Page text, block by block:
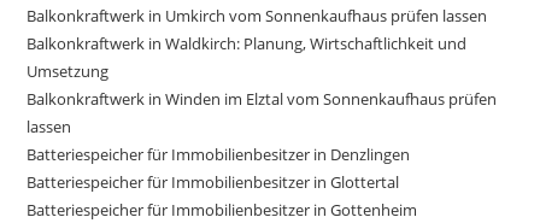
Balkonkraftwerk in Umkirch vom Sonnenkaufhaus prüfen lassen
Balkonkraftwerk in Waldkirch: Planung, Wirtschaftlichkeit und
Umsetzung
Balkonkraftwerk in Winden im Elztal vom Sonnenkaufhaus prüfen
lassen
Batteriespeicher für Immobilienbesitzer in Denzlingen
Batteriespeicher für Immobilienbesitzer in Glottertal
Batteriespeicher für Immobilienbesitzer in Gottenheim